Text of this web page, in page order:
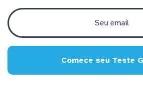
Comece seu Teste